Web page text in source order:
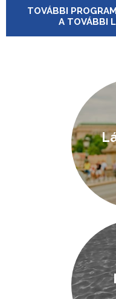
TOVÁBBI
A TOVÁBBI